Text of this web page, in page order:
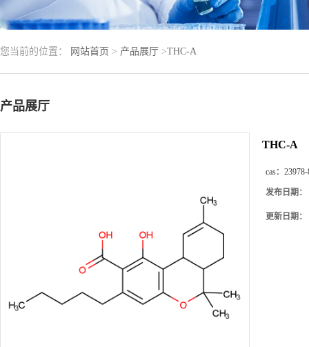
您当前的位置： 网站首页 > 产品展厅 >THC-A
产品展厅
THC-A
cas：
发布日期：
更新日期：